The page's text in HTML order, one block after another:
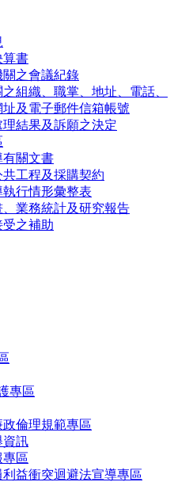
算書
關之會議紀錄
組織、職掌、地址、電話、
及電子郵件信箱帳號
結果及訴願之決定
有關文書
工程及採購契約
行情形彙整表
、業務統計及研究報告
之補助
專區
倫理規範專區
資訊
專區
益衝突迴避法宣導專區